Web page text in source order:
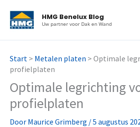
naar
inhoud
HMG Benelux Blog
Uw partner voor Dak en Wand
Start > Metalen platen > Optimale
profielplaten
Optimale legrichting
profielplaten
Door Maurice Grimberg /5 augustus